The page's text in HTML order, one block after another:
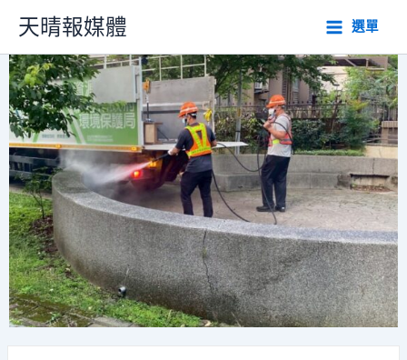
主
要
內
容
天晴報媒體 選單